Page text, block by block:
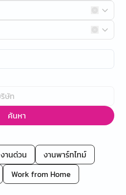
ค้นหา
งานด่วน
งานพาร์ทไทม์
Work from Home